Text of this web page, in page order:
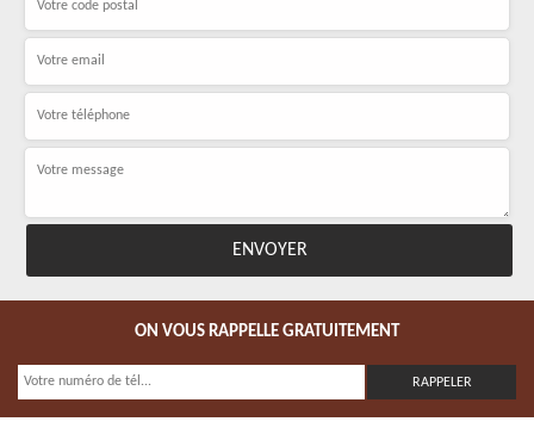
ON VOUS RAPPELLE GRATUITEMENT